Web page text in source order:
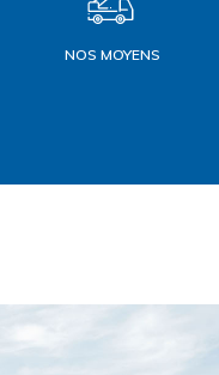
NOS MOYENS